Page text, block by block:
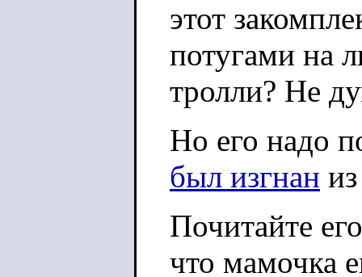
этот
потугами на
тролли? Не
Но его надо
был изгнан
Почитайте
что мамочка